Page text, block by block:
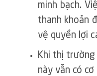
minh bạch.
thanh khoản
vệ quyền lợi
Khi thị trường
này vẫn có